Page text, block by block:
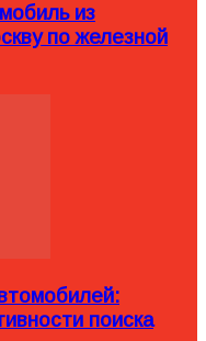
из
по железной
поиска